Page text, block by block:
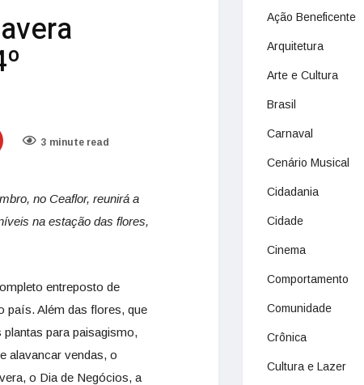
3 minute read
no Ceaflor, reunirá a
na estação das flores,
entreposto de
país. Além das flores, que
para paisagismo,
alavancar vendas, o
o Dia de Negócios, a
Ação Beneficente
Arquitetura
Arte e Cultura
Brasil
Carnaval
Cenário Musical
Cidadania
Cidade
Cinema
Comportamento
Comunidade
Crônica
Cultura e Lazer